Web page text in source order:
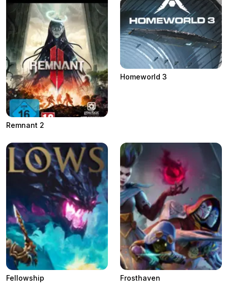
Remnant 2
Homeworld 3
Fellowship Frosthaven